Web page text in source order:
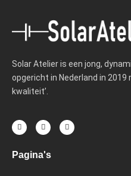
Solar Atelier is een jong,
opgericht in Nederland in 2019
kwaliteit’.
Pagina's